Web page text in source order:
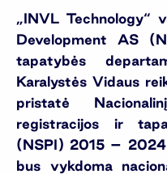
„INVL Technology“
Development AS
tapatybės
Karalystės Vidaus
pristatė
registracijos ir
(NSPI) 2015 – 2024
bus vykdoma